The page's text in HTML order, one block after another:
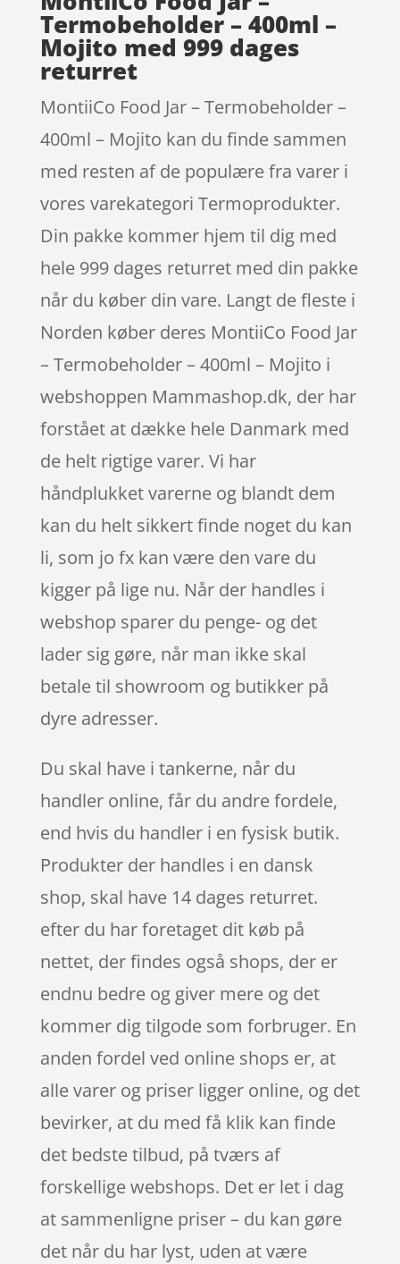
Termobeholder – 400ml –
Mojito med 999 dages
returret
MontiiCo Food Jar – Termobeholder –
400ml – Mojito kan du finde sammen
med resten af de populære fra varer i
vores varekategori Termoprodukter.
Din pakke kommer hjem til dig med
hele 999 dages returret med din pakke
når du køber din vare. Langt de fleste i
Norden køber deres MontiiCo Food Jar
– Termobeholder – 400ml – Mojito i
webshoppen Mammashop.dk, der har
forstået at dække hele Danmark med
de helt rigtige varer. Vi har
håndplukket varerne og blandt dem
kan du helt sikkert finde noget du kan
li, som jo fx kan være den vare du
kigger på lige nu. Når der handles i
webshop sparer du penge- og det
lader sig gøre, når man ikke skal
betale til showroom og butikker på
dyre adresser.
Du skal have i tankerne, når du
handler online, får du andre fordele,
end hvis du handler i en fysisk butik.
Produkter der handles i en dansk
shop, skal have 14 dages returret.
efter du har foretaget dit køb på
nettet, der findes også shops, der er
endnu bedre og giver mere og det
kommer dig tilgode som forbruger. En
anden fordel ved online shops er, at
alle varer og priser ligger online, og det
bevirker, at du med få klik kan finde
det bedste tilbud, på tværs af
forskellige webshops. Det er let i dag
at sammenligne priser – du kan gøre
det når du har lyst, uden at være